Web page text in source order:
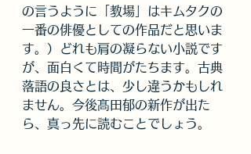
の言うように「教場」はキムタクの
一番の俳優としての作品だと思いま
す。）どれも肩の凝らない小説です
が、面白くて時間がたちます。古典
落語の良さとは、少し違うかもしれ
ません。今後髙田郁の新作が出た
ら、真っ先に読むことでしょう。